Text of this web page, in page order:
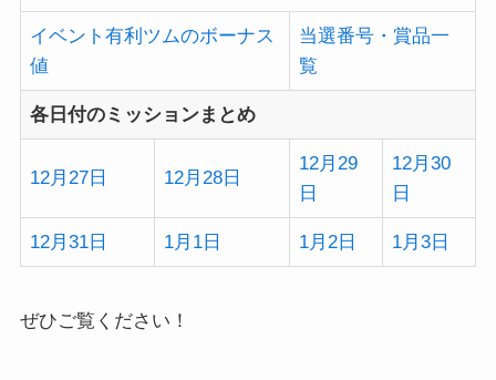
イベント有利ツムのボーナス
値
当選番号・賞品一
覧
各日付のミッションまとめ
12月27日 12月28日
12月29
日
12月30
日
12月31日 1月1日 1月2日 1月3日
ぜひご覧ください！